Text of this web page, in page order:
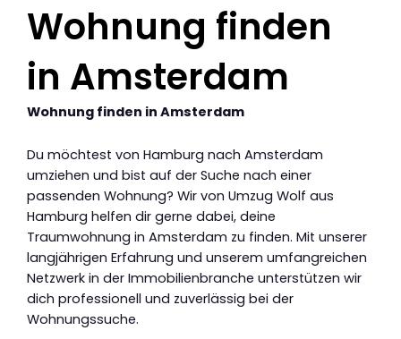
Wohnung finden
in Amsterdam
Wohnung finden in Amsterdam
Du möchtest von Hamburg nach Amsterdam
umziehen und bist auf der Suche nach einer
passenden Wohnung? Wir von Umzug Wolf aus
Hamburg helfen dir gerne dabei, deine
Traumwohnung in Amsterdam zu finden. Mit unserer
langjährigen Erfahrung und unserem umfangreichen
Netzwerk in der Immobilienbranche unterstützen wir
dich professionell und zuverlässig bei der
Wohnungssuche.